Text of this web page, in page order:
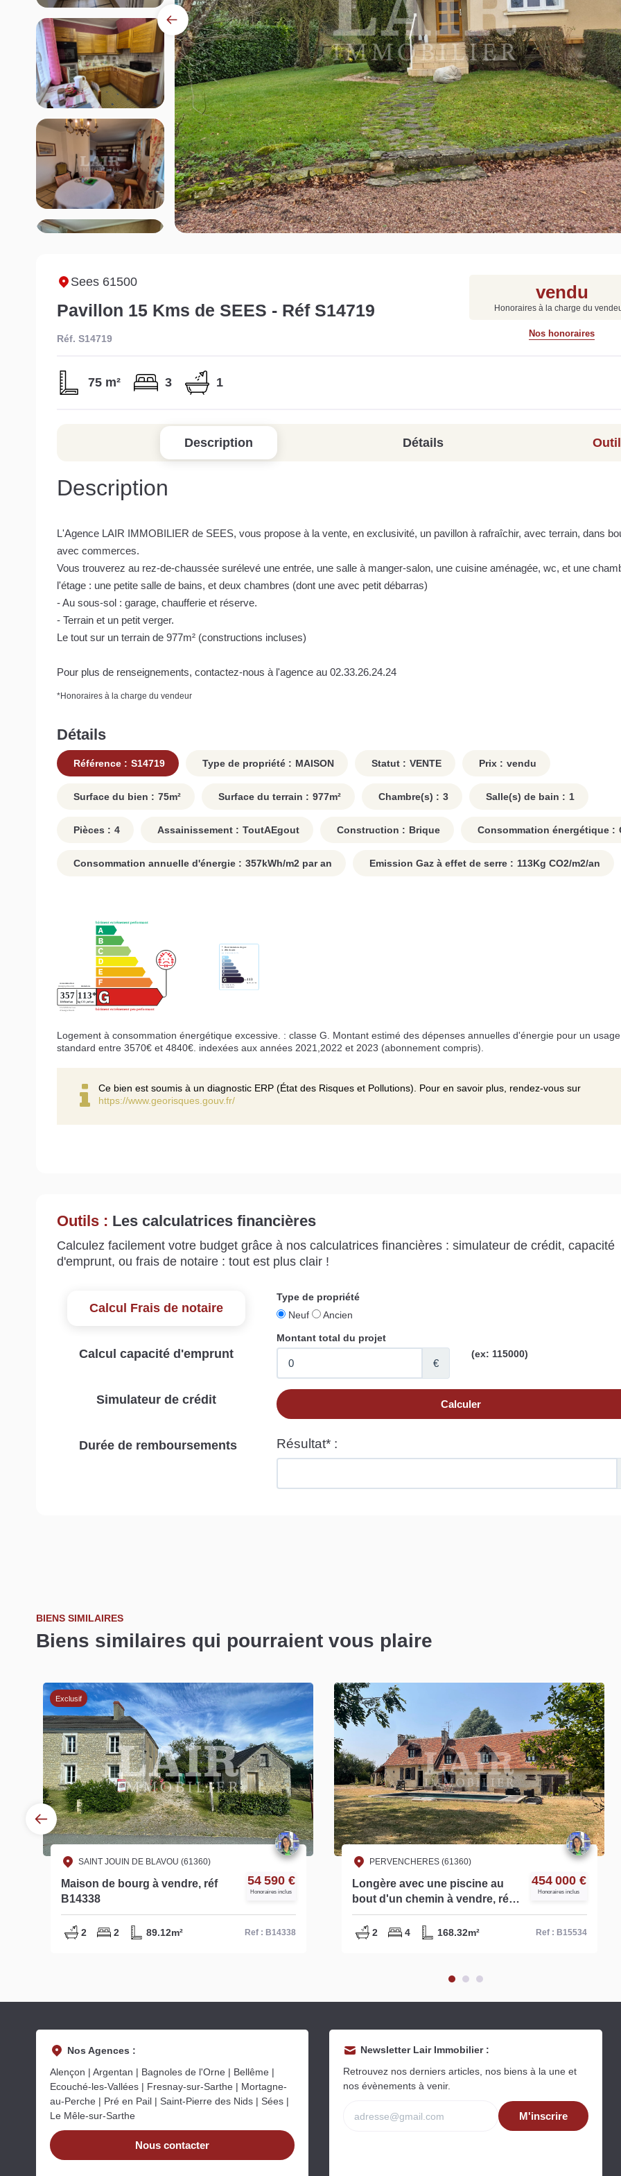
Sees 61500
Pavillon 15 Kms de SEES - Réf S14719
Réf. S14719
vendu
Honoraires à la charge du
Nos honoraires
75 m² 3 1
Description Détails
Description
L'Agence LAIR IMMOBILIER de SEES, vous propose à la vente, en exclusivité, un pavillon à rafraîchir, avec terrain, dans
avec commerces.
Vous trouverez au rez-de-chaussée surélevé une entrée, une salle à manger-salon, une cuisine aménagée, wc, et une
l'étage : une petite salle de bains, et deux chambres (dont une avec petit débarras)
- Au sous-sol : garage, chaufferie et réserve.
- Terrain et un petit verger.
Le tout sur un terrain de 977m² (constructions incluses)
Pour plus de renseignements, contactez-nous à l'agence au 02.33.26.24.24
*Honoraires à la charge du vendeur
Détails
Référence : S14719 Type de propriété : MAISON Statut : VENTE Prix : vendu
Surface du bien : 75m² Surface du terrain : 977m² Chambre(s) : 3 Salle(s) de bain : 1
Pièces : 4 Assainissement : ToutAEgout Construction : Brique Consommation énergétique :
Consommation annuelle d'énergie : 357kWh/m2 par an Emission Gaz à effet de serre : 113Kg CO2/m2/an
Logement à consommation énergétique excessive. : classe G. Montant estimé des dépenses annuelles d'énergie pour un usage
standard entre 3570€ et 4840€. indexées aux années 2021,2022 et 2023 (abonnement compris).
Ce bien est soumis à un diagnostic ERP (État des Risques et Pollutions). Pour en savoir plus, rendez-vous sur
https://www.georisques.gouv.fr/
Outils : Les calculatrices financières
Calculez facilement votre budget grâce à nos calculatrices financières : simulateur de crédit, capacité
d'emprunt, ou frais de notaire : tout est plus clair !
Calcul Frais de notaire
Calcul capacité d'emprunt
Simulateur de crédit
Durée de remboursements
BIENS SIMILAIRES
Biens similaires qui pourraient vous plaire
Exclusif
SAINT JOUIN DE BLAVOU (61360)
Maison de bourg à vendre, réf
B14338
54 590 €
Honoraires inclus
2 2 89.12m² Ref : B14338
PERVENCHERES (61360)
Longère avec une piscine au
bout d'un chemin à vendre, réf
B15534
454 000 €
Honoraires inclus
2 4 168.32m² Ref : B15534
Nos Agences :
Alençon | Argentan | Bagnoles de l'Orne | Bellême |
Ecouché-les-Vallées | Fresnay-sur-Sarthe | Mortagne-
au-Perche | Pré en Pail | Saint-Pierre des Nids | Sées |
Le Mêle-sur-Sarthe
Nous contacter
Newsletter Lair Immobilier :
Retrouvez nos derniers articles, nos biens à la une et
nos évènements à venir.
M'inscrire